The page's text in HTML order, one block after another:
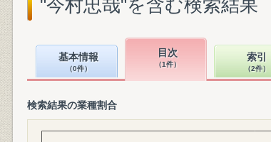
"今村忠哉"を含む検索結果
基本情報
（0件）
目次
（1件）
索引
（2件）
検索結果の業種割合